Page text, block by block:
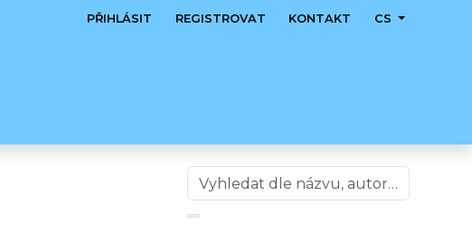
PŘIHLÁSIT REGISTROVAT KONTAKT CS